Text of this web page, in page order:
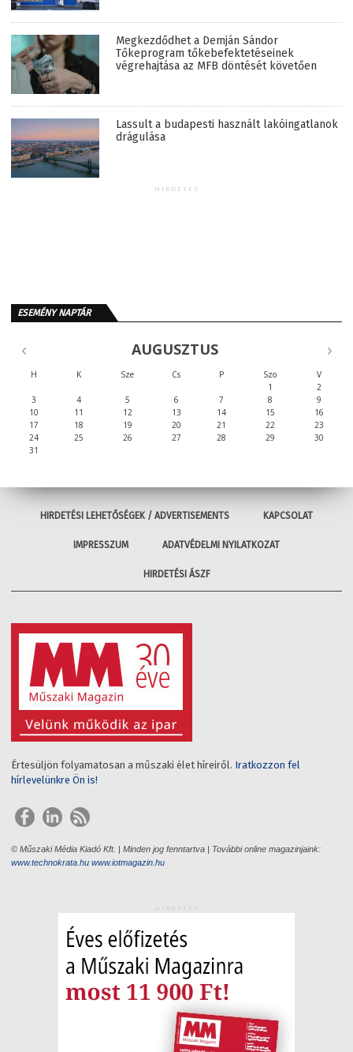
Megkezdődhet a Demján Sándor
Tőkeprogram tőkebefektetéseinek
végrehajtása az MFB döntését követően
Lassult a budapesti használt lakóingatlanok
drágulása
HIRDETÉS
ESEMÉNY NAPTÁR
AUGUSZTUS
H K Sze Cs P Szo
V
1
2
3
4 5 6 7 8
9
10
11 12 13 14 15
16
17
18 19 20 21 22
23
24
25 26 27 28 29
30
31
HIRDETÉSI LEHETŐSÉGEK / ADVERTISEMENTS KAPCSOLAT
IMPRESSZUM ADATVÉDELMI NYILATKOZAT
HIRDETÉSI ÁSZF
Értesüljön folyamatosan a műszaki élet híreiről. Iratkozzon fel
hírlevelünkre Ön is!
© Műszaki Média Kiadó Kft. | Minden jog fenntartva | További online magazinjaink:
www.technokrata.hu www.iotmagazin.hu
HIRDETÉS